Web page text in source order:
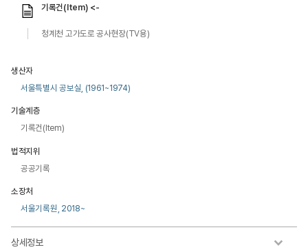
기록건(Item) <-
청계천 고가도로 공사현장(TV용)
생산자
서울특별시 공보실, (1961~1974)
기술계층
기록건(Item)
법적지위
공공기록
소장처
서울기록원, 2018~
상세정보